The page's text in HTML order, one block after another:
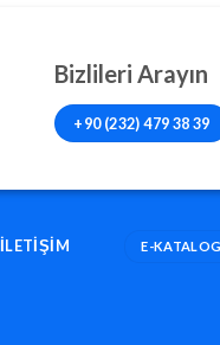
Bizlileri Arayın
+90 (232) 479 38 39
İLETIŞIM E-KATALOG